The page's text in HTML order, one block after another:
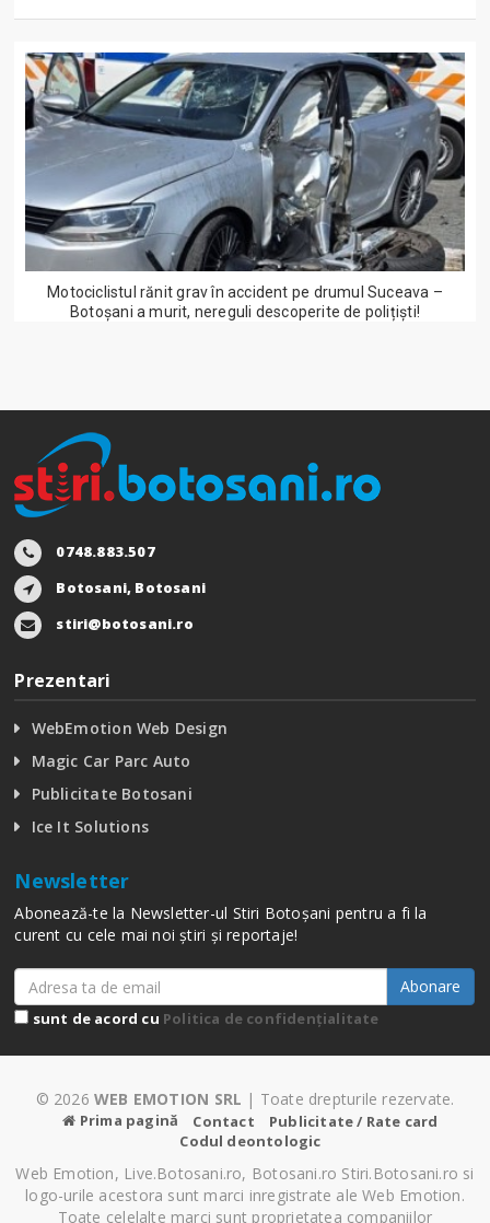
Motociclistul rănit grav în accident pe drumul Suceava –
Botoșani a murit, nereguli descoperite de polițiști!
0748.883.507
Botosani, Botosani
stiri@botosani.ro
Prezentari
WebEmotion Web Design
Magic Car Parc Auto
Publicitate Botosani
Ice It Solutions
Newsletter
Abonează-te la Newsletter-ul Stiri Botoșani pentru a fi la
curent cu cele mai noi știri și reportaje!
Abonare
sunt de acord cu Politica de confidențialitate
© 2026 WEB EMOTION SRL | Toate drepturile rezervate.
Prima pagină Contact
Publicitate / Rate card
Codul deontologic
Web Emotion, Live.Botosani.ro, Botosani.ro Stiri.Botosani.ro si
logo-urile acestora sunt marci inregistrate ale Web Emotion.
Toate celelalte marci sunt proprietatea companiilor